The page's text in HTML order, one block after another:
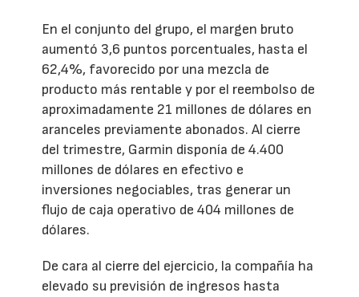
En el conjunto del grupo, el margen bruto
aumentó 3,6 puntos porcentuales, hasta el
62,4%, favorecido por una mezcla de
producto más rentable y por el reembolso de
aproximadamente 21 millones de dólares en
aranceles previamente abonados. Al cierre
del trimestre, Garmin disponía de 4.400
millones de dólares en efectivo e
inversiones negociables, tras generar un
flujo de caja operativo de 404 millones de
dólares.
De cara al cierre del ejercicio, la compañía ha
elevado su previsión de ingresos hasta